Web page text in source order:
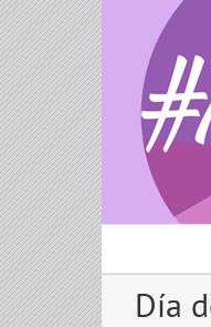
Skip
to
content
Día